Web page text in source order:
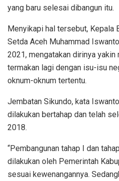
yang baru selesai dibangun itu.
Menyikapi hal tersebut, Kepala
Setda Aceh Muhammad
2021, mengatakan dirinya yakin
termakan lagi dengan isu-isu
oknum-oknum tertentu.
Jembatan Sikundo, kata
dilakukan bertahap dan telah
2018.
“Pembangunan tahap I dan
dilakukan oleh Pemerintah
sesuai kewenangannya.